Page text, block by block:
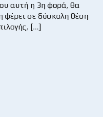
αυτή η 3η φορά, θα
φέρει σε δύσκολη θέση
[…]